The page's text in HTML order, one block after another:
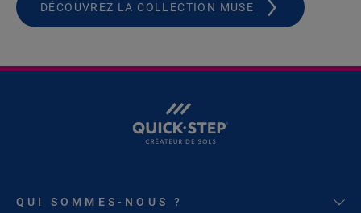
DÉCOUVREZ LA COLLECTION MUSE
QUI SOMMES-NOUS ?